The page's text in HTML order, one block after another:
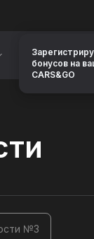
Контакты
№3
бонусов на
CARS&GO